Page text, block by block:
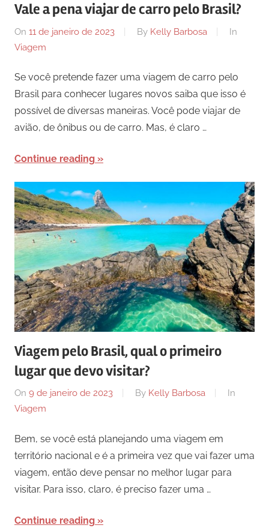
Vale a pena viajar de carro pelo Brasil?
On 11 de janeiro de 2023 By Kelly Barbosa
In
Viagem
Se você pretende fazer uma viagem de carro pelo
Brasil para conhecer lugares novos saiba que isso é
possível de diversas maneiras. Você pode viajar de
avião, de ônibus ou de carro. Mas, é claro …
Continue reading
Viagem pelo Brasil, qual o primeiro
lugar que devo visitar?
On 9 de janeiro de 2023 By Kelly Barbosa
In
Viagem
Bem, se você está planejando uma viagem em
território nacional e é a primeira vez que vai fazer uma
viagem, então deve pensar no melhor lugar para
visitar. Para isso, claro, é preciso fazer uma …
Continue reading